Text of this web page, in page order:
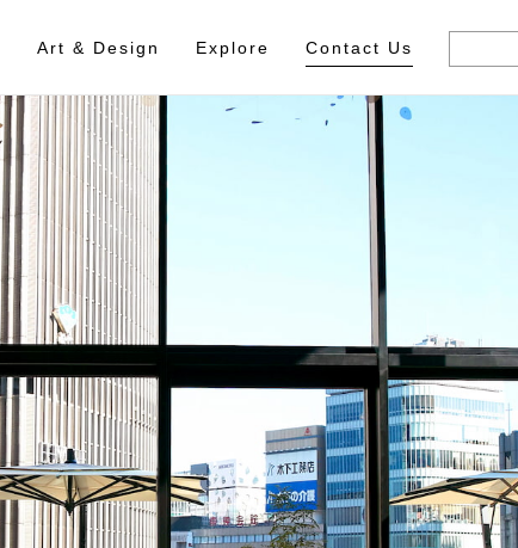
Art & Design Explore Contact Us